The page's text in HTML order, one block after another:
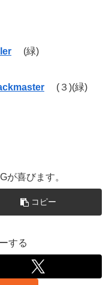
(緑)
(３)(緑)
が喜びます。
コピー
する